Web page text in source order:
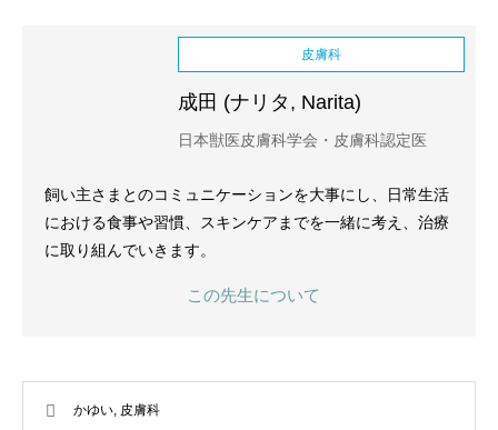
皮膚科
成田 (ナリタ, Narita)
日本獣医皮膚科学会・皮膚科認定医
飼い主さまとのコミュニケーションを大事にし、日常生活
における食事や習慣、スキンケアまでを一緒に考え、治療
に取り組んでいきます。
この先生について
かゆい, 皮膚科